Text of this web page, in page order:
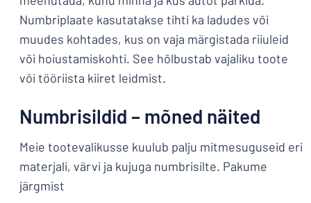
Numbriplaate kasutatakse tihti ka ladudes või
muudes kohtades, kus on vaja märgistada riiuleid
või hoiustamiskohti. See hõlbustab vajaliku toote
või tööriista kiiret leidmist.
Numbrisildid – mõned näited
Meie tootevalikusse kuulub palju mitmesuguseid eri
materjali, värvi ja kujuga numbrisilte. Pakume
järgmist